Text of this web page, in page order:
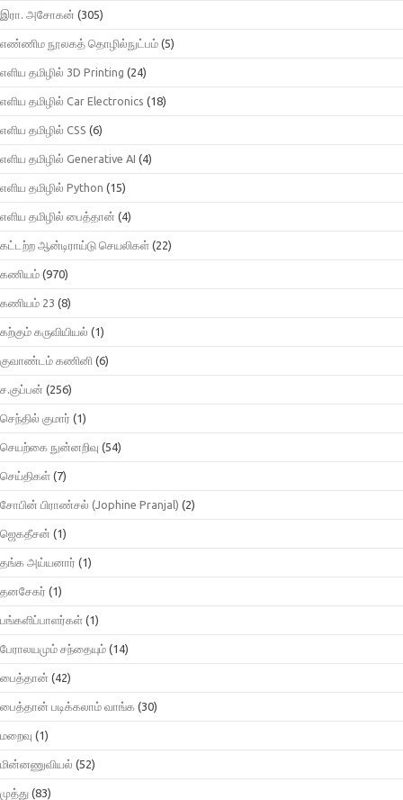
இரா. அசோகன் (305)
எண்ணிம நூலகத் தொழில்நுட்பம் (5)
எளிய தமிழில் 3D Printing (24)
எளிய தமிழில் Car Electronics (18)
எளிய தமிழில் CSS (6)
எளிய தமிழில் Generative AI (4)
எளிய தமிழில் Python (15)
எளிய தமிழில் பைத்தான் (4)
கட்டற்ற ஆன்டிராய்டு செயலிகள் (22)
கணியம் (970)
கணியம் 23 (8)
கற்கும் கருவியியல் (1)
குவாண்டம் கணினி (6)
ச.குப்பன் (256)
செந்தில் குமார் (1)
செயற்கை நுன்னறிவு (54)
செய்திகள் (7)
சோபின் பிராண்சல் (Jophine Pranjal) (2)
ஜெகதீசன் (1)
தங்க அய்யனார் (1)
தனசேகர் (1)
பங்களிப்பாளர்கள் (1)
பேராலயமும் சந்தையும் (14)
பைத்தான் (42)
பைத்தான் படிக்கலாம் வாங்க (30)
மறைவு (1)
மின்னணுவியல் (52)
முத்து (83)